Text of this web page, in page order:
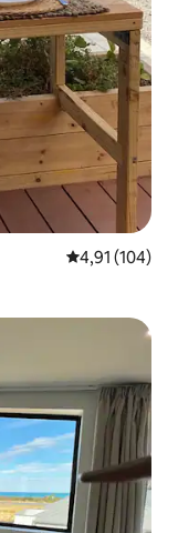
4,91 de uma
4,91 (104)